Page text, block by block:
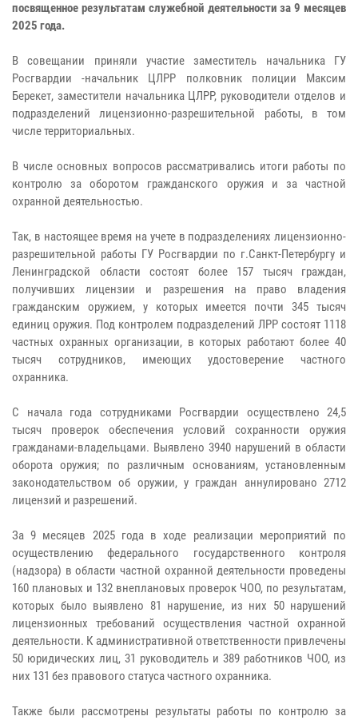
посвященное результатам служебной деятельности за 9 месяцев
2025 года.
В совещании приняли участие заместитель начальника ГУ
Росгвардии -начальник ЦЛРР полковник полиции Максим
Берекет, заместители начальника ЦЛРР, руководители отделов и
подразделений лицензионно-разрешительной работы, в том
числе территориальных.
В числе основных вопросов рассматривались итоги работы по
контролю за оборотом гражданского оружия и за частной
охранной деятельностью.
Так, в настоящее время на учете в подразделениях лицензионно-
разрешительной работы ГУ Росгвардии по г.Санкт-Петербургу и
Ленинградской области состоят более 157 тысяч граждан,
получивших лицензии и разрешения на право владения
гражданским оружием, у которых имеется почти 345 тысяч
единиц оружия. Под контролем подразделений ЛРР состоят 1118
частных охранных организации, в которых работают более 40
тысяч сотрудников, имеющих удостоверение частного
охранника.
С начала года сотрудниками Росгвардии осуществлено 24,5
тысяч проверок обеспечения условий сохранности оружия
гражданами-владельцами. Выявлено 3940 нарушений в области
оборота оружия; по различным основаниям, установленным
законодательством об оружии, у граждан аннулировано 2712
лицензий и разрешений.
За 9 месяцев 2025 года в ходе реализации мероприятий по
осуществлению федерального государственного контроля
(надзора) в области частной охранной деятельности проведены
160 плановых и 132 внеплановых проверок ЧОО, по результатам,
которых было выявлено 81 нарушение, из них 50 нарушений
лицензионных требований осуществления частной охранной
деятельности. К административной ответственности привлечены
50 юридических лиц, 31 руководитель и 389 работников ЧОО, из
них 131 без правового статуса частного охранника.
Также были рассмотрены результаты работы по контролю за